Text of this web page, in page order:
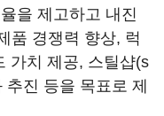
을 제고하고 내진
품 경쟁력 향상, 럭
가치 제공, 스틸샵(s
진 등을 목표로 제